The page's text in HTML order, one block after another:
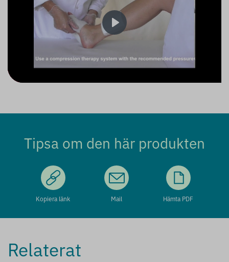
Play
Tipsa om den här produkten
Kopiera länk Mail Hämta PDF
Relaterat